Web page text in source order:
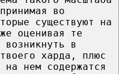
во
существуют на
оценивая те
в
харда, плюс
нем содержатся